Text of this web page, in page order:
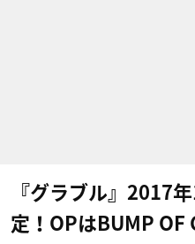
『グラブル』2017
定！OPはBUMP OF